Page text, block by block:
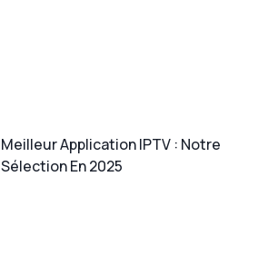
Meilleur Application IPTV : Notre
Sélection En 2025